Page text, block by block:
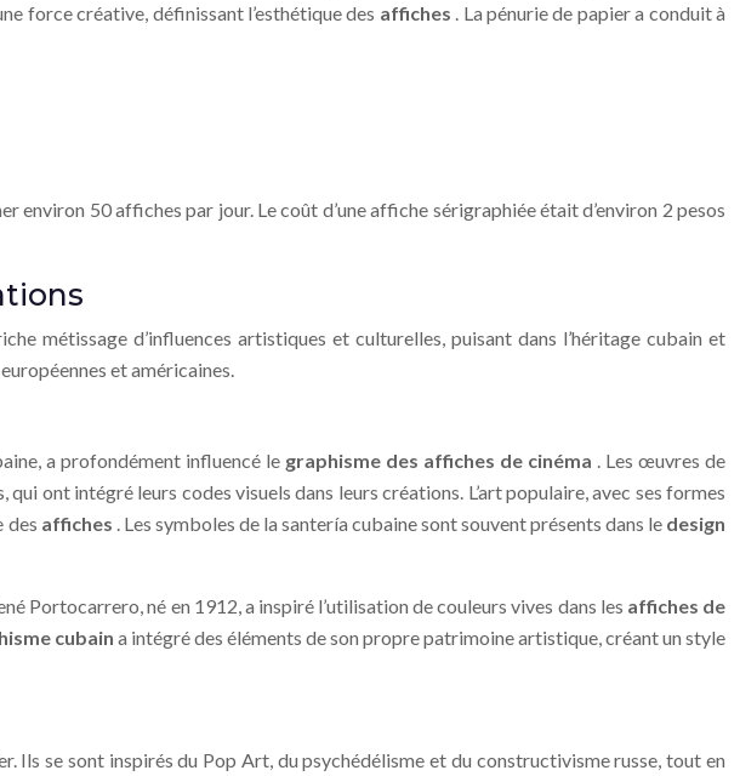
force créative, définissant l’esthétique des affiches . La pénurie de papier a conduit à
50 affiches par jour. Le coût d’une affiche sérigraphiée était d’environ 2 pesos
métissage d’influences artistiques et culturelles, puisant dans l’héritage cubain et
et américaines.
a profondément influencé le graphisme des affiches de cinéma . Les œuvres de
ont intégré leurs codes visuels dans leurs créations. L’art populaire, avec ses formes
des affiches . Les symboles de la santería cubaine sont souvent présents dans le design
Portocarrero, né en 1912, a inspiré l’utilisation de couleurs vives dans les affiches de
cubain a intégré des éléments de son propre patrimoine artistique, créant un style
Ils se sont inspirés du Pop Art, du psychédélisme et du constructivisme russe, tout en